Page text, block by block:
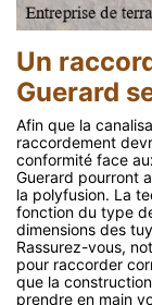
Un
Guerard
Afin que la
raccordement
conformité face
Guerard pourront
la polyfusion. La
fonction du type
dimensions des
Rassurez-vous,
pour raccorder
que la
prendre en main